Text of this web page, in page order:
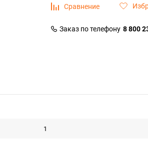
Сравнение
Заказ по телефону 8 800
1